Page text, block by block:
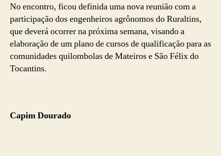
No encontro, ficou definida uma nova reunião com a
participação dos engenheiros agrônomos do Ruraltins,
que deverá ocorrer na próxima semana, visando a
elaboração de um plano de cursos de qualificação para as
comunidades quilombolas de Mateiros e São Félix do
Tocantins.
Capim Dourado